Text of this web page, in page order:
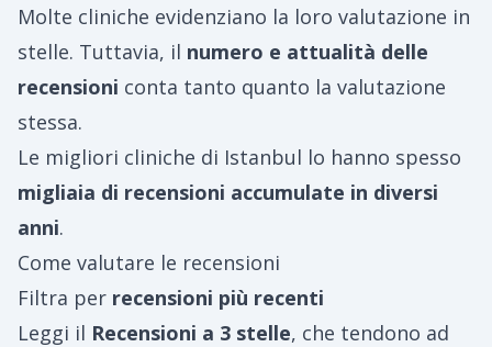
Molte cliniche evidenziano la loro valutazione in
stelle. Tuttavia, il numero e attualità delle
recensioni conta tanto quanto la valutazione
stessa.
Le migliori cliniche di Istanbul lo hanno spesso
migliaia di recensioni accumulate in diversi
anni.
Come valutare le recensioni
Filtra per recensioni più recenti
Leggi il Recensioni a 3 stelle, che tendono ad